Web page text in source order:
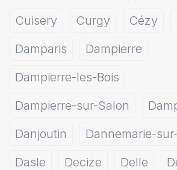
Cuisery
Curgy Cézy
Damparis
Dampierre
Dampierre-les-Bois
Dampierre-sur-Salon
Danjoutin
Dannemarie-
Dasle
Decize Delle